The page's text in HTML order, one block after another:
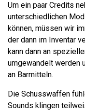
Um ein paar Credits
unterschiedlichen
können, müssen wir
der dann im Inventar
kann dann an
umgewandelt werden
an Barmitteln.
Die Schusswaffen
Sounds klingen